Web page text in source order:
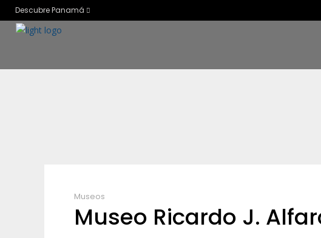
Descubre Panamá
Museos
Museo Ricardo J.